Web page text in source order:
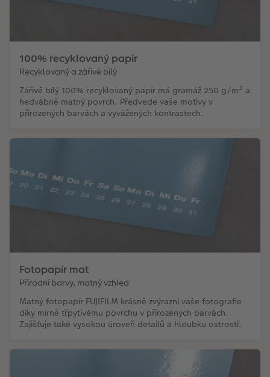
100% recyklovaný papír
Recyklovaný a zářivě bílý
Zářivě bílý 100% recyklovaný papír má gramáž 250 g/m² a
hedvábně matný povrch. Předvede vaše motivy v
přirozených barvách a vyvážených kontrastech.
Fotopapír mat
Přírodní barvy, matný vzhled
Matný fotopapír FUJIFILM krásně zvýrazní vaše fotografie
díky mírně třpytivému povrchu v přirozených barvách.
Zajišťuje také vysokou úroveň detailů a hloubku ostrosti.